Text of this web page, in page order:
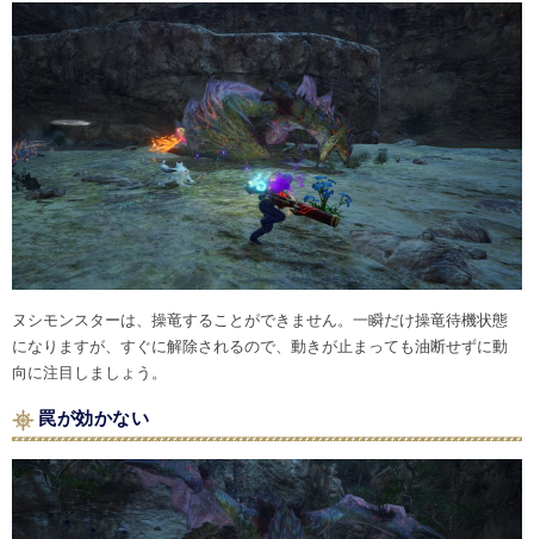
ヌシモンスターは、操竜することができません。一瞬だけ操竜待機状態
になりますが、すぐに解除されるので、動きが止まっても油断せずに動
向に注目しましょう。
罠が効かない